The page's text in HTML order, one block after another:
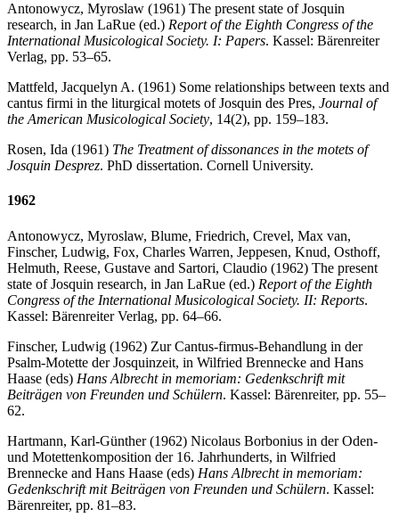
Antonowycz, Myroslaw (1961) The present state of Josquin
research, in Jan LaRue (ed.) Report of the Eighth Congress of the
International Musicological Society. I: Papers. Kassel: Bärenreiter
Verlag, pp. 53–65.
Mattfeld, Jacquelyn A. (1961) Some relationships between texts and
cantus firmi in the liturgical motets of Josquin des Pres, Journal of
the American Musicological Society, 14(2), pp. 159–183.
Rosen, Ida (1961) The Treatment of dissonances in the motets of
Josquin Desprez. PhD dissertation. Cornell University.
1962
Antonowycz, Myroslaw, Blume, Friedrich, Crevel, Max van,
Finscher, Ludwig, Fox, Charles Warren, Jeppesen, Knud, Osthoff,
Helmuth, Reese, Gustave and Sartori, Claudio (1962) The present
state of Josquin research, in Jan LaRue (ed.) Report of the Eighth
Congress of the International Musicological Society. II: Reports.
Kassel: Bärenreiter Verlag, pp. 64–66.
Finscher, Ludwig (1962) Zur Cantus-firmus-Behandlung in der
Psalm-Motette der Josquinzeit, in Wilfried Brennecke and Hans
Haase (eds) Hans Albrecht in memoriam: Gedenkschrift mit
Beiträgen von Freunden und Schülern. Kassel: Bärenreiter, pp. 55–
62.
Hartmann, Karl-Günther (1962) Nicolaus Borbonius in der Oden-
und Motettenkomposition der 16. Jahrhunderts, in Wilfried
Brennecke and Hans Haase (eds) Hans Albrecht in memoriam:
Gedenkschrift mit Beiträgen von Freunden und Schülern. Kassel:
Bärenreiter, pp. 81–83.